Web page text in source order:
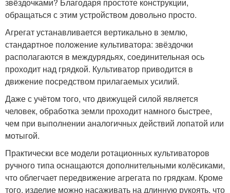
обращаться с этим устройством довольно просто.
Агрегат устанавливается вертикально в землю,
стандартное положение культиватора: звёздочки
располагаются в междурядьях, соединительная ось
проходит над грядкой. Культиватор приводится в
движение посредством прилагаемых усилий.
Даже с учётом того, что движущей силой является
человек, обработка земли проходит намного быстрее,
чем при выполнении аналогичных действий лопатой или
мотыгой.
Практически все модели ротационных культиваторов
ручного типа оснащаются дополнительными колёсиками,
что облегчает передвижение агрегата по грядкам. Кроме
того, изделие можно насаживать на длинную рукоять, что